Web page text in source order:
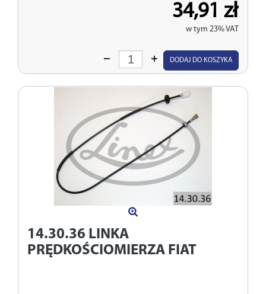
34,91 zł
w tym 23% VAT
Wprowadź
DODAJ DO KOSZYKA
14.30.36 LINKA
PRĘDKOŚCIOMIERZA FIAT